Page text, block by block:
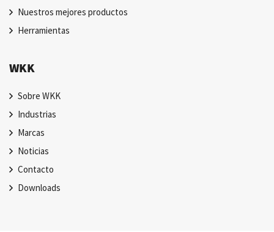
Nuestros mejores productos
Herramientas
WKK
Sobre WKK
Industrias
Marcas
Noticias
Contacto
Downloads